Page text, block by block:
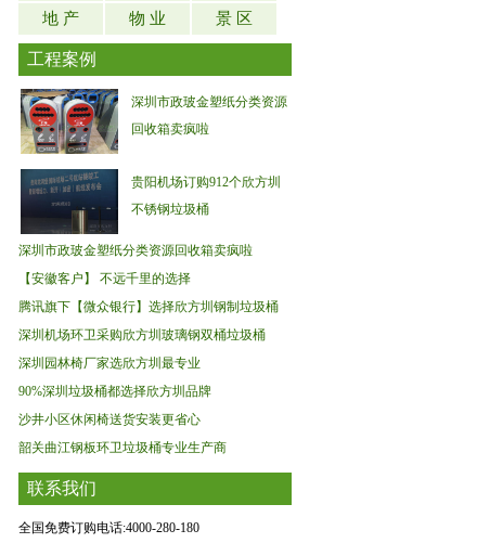
地 产
物 业 景 区
工程案例
深圳市政玻金塑纸分类资源
回收箱卖疯啦
贵阳机场订购912个欣方圳
不锈钢垃圾桶
深圳市政玻金塑纸分类资源回收箱卖疯啦
【安徽客户】 不远千里的选择
腾讯旗下【微众银行】选择欣方圳钢制垃圾桶
深圳机场环卫采购欣方圳玻璃钢双桶垃圾桶
深圳园林椅厂家选欣方圳最专业
90%深圳垃圾桶都选择欣方圳品牌
沙井小区休闲椅送货安装更省心
韶关曲江钢板环卫垃圾桶专业生产商
联系我们
全国免费订购电话:4000-280-180